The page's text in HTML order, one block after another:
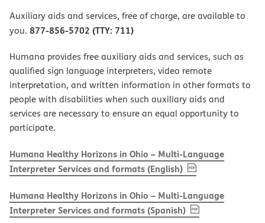
Auxiliary aids and services, free of charge, are available to
you. 877-856-5702 (TTY: 711)
Humana provides free auxiliary aids and services, such as
qualified sign language interpreters, video remote
interpretation, and written information in other formats to
people with disabilities when such auxiliary aids and
services are necessary to ensure an equal opportunity to
participate.
Humana Healthy Horizons in Ohio – Multi-Language
Interpreter Services and formats (English), PDF(opens in new
Humana Healthy Horizons in Ohio – Multi-Language
Interpreter Services and formats (Spanish), PDF(opens in new